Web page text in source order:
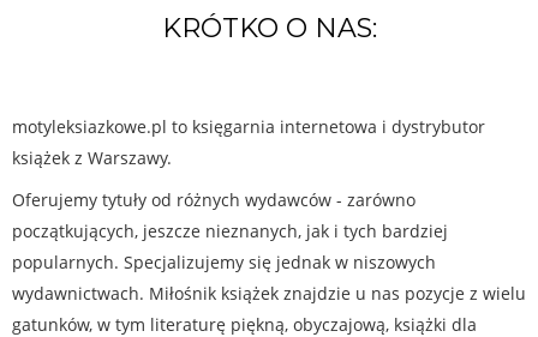
KRÓTKO O NAS:
motyleksiazkowe.pl to księgarnia internetowa i dystrybutor
książek z Warszawy.
Oferujemy tytuły od różnych wydawców - zarówno
początkujących, jeszcze nieznanych, jak i tych bardziej
popularnych. Specjalizujemy się jednak w niszowych
wydawnictwach. Miłośnik książek znajdzie u nas pozycje z wielu
gatunków, w tym literaturę piękną, obyczajową, książki dla